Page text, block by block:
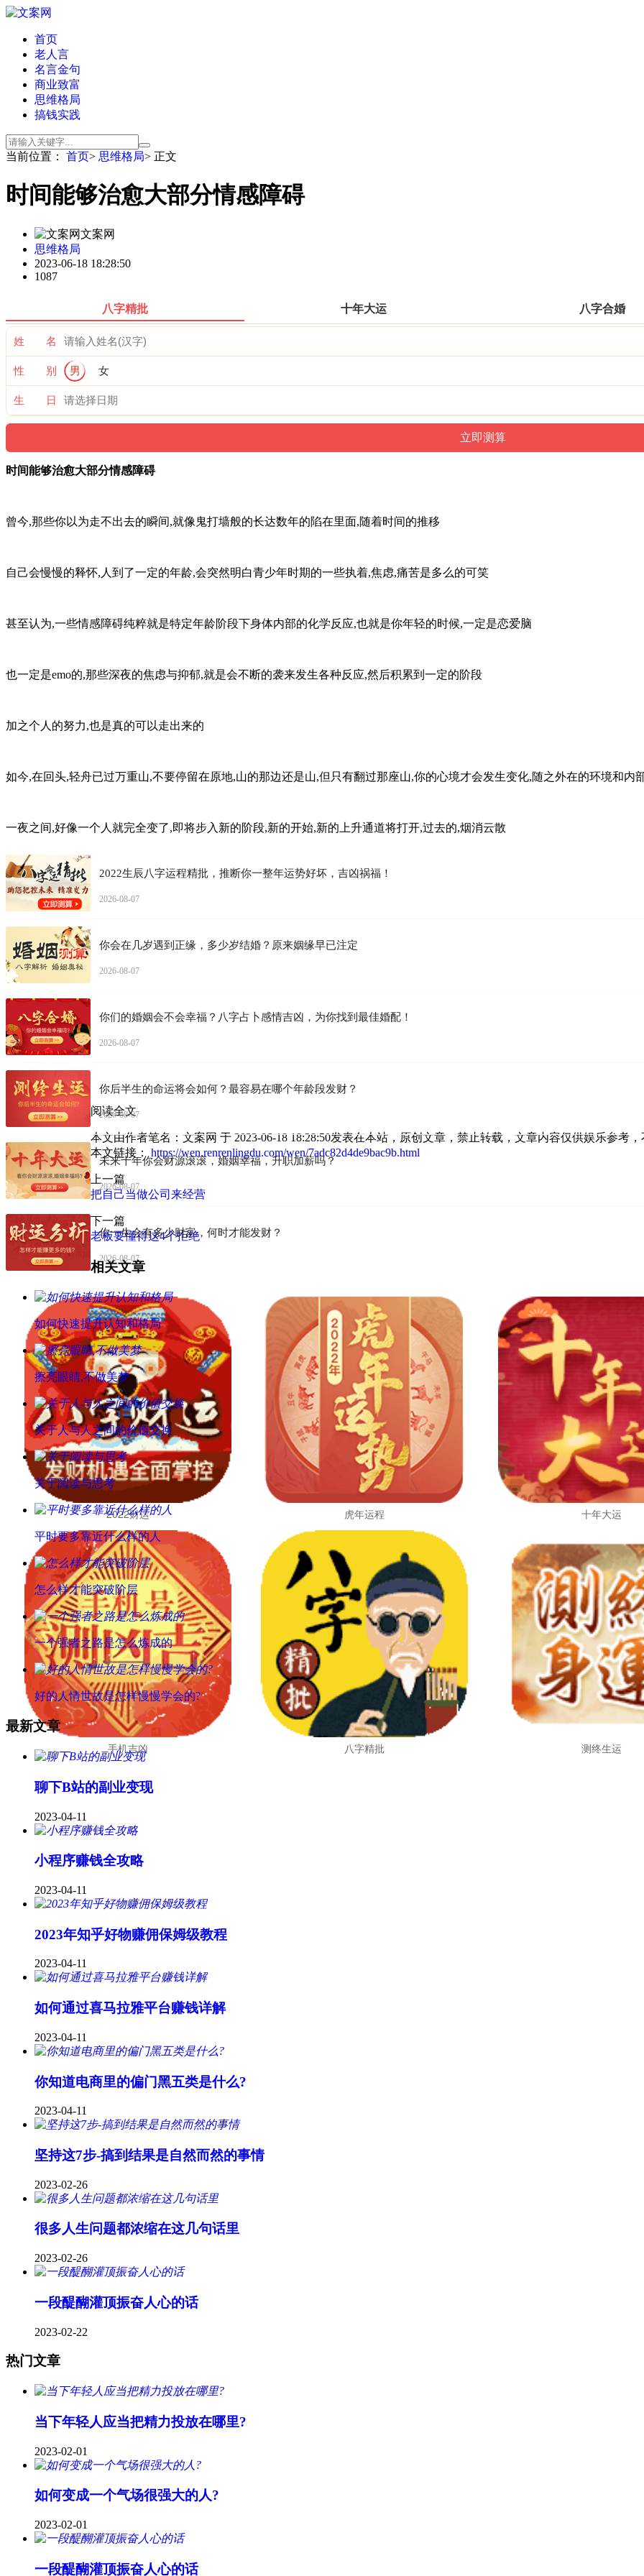
首页
老人言
名言金句
商业致富
思维格局
搞钱实践
当前位置： 首页> 思维格局> 正文
时间能够治愈大部分情感障碍
文案网
思维格局
2023-06-18 18:28:50
1087
八字精批 十年大运 八字合婚
姓 名
性 别 男 女
生 日
时间能够治愈大部分情感障碍
曾今,那些你以为走不出去的瞬间,就像鬼打墙般的长达数年的陷在里面,随着时间的推移
自己会慢慢的释怀,人到了一定的年龄,会突然明白青少年时期的一些执着,焦虑,痛苦是多么的可笑
甚至认为,一些情感障碍纯粹就是特定年龄阶段下身体内部的化学反应,也就是你年轻的时候,一定是恋爱脑
也一定是emo的,那些深夜的焦虑与抑郁,就是会不断的袭来发生各种反应,然后积累到一定的阶段
加之个人的努力,也是真的可以走出来的
如今,在回头,轻舟已过万重山,不要停留在原地,山的那边还是山,但只有翻过那座山,你的心境才会发生变化,随之外在的环境和内
一夜之间,好像一个人就完全变了,即将步入新的阶段,新的开始,新的上升通道将打开,过去的,烟消云散
2022生辰八字运程精批，推断你一整年运势好坏，吉凶祸福！
2026-08-07
你会在几岁遇到正缘，多少岁结婚？原来姻缘早已注定
2026-08-07
你们的婚姻会不会幸福？八字占卜感情吉凶，为你找到最佳婚配！
2026-08-07
你后半生的命运将会如何？最容易在哪个年龄段发财？
2026-08-07
未来十年你会财源滚滚，婚姻幸福，升职加薪吗？
2026-08-07
你一生会有多少财富，何时才能发财？
2026-08-07
2022财运 虎年运程 十年大运
手机吉凶 八字精批 测终生运
阅读全文
本文由作者笔名：文案网 于 2023-06-18 18:28:50发表在本站，原创文章，禁止转载，文章内容仅供娱乐参考
本文链接： https://wen.renrenlingdu.com/wen/7adc82d4de9bac9b.html
上一篇
把自己当做公司来经营
下一篇
老板要懂得这4个拒绝
相关文章
如何快速提升认知和格局
擦亮眼睛,不做美梦
关于人与人之间的价值交换
关于阅读与思考
平时要多靠近什么样的人
怎么样才能突破阶层
一个强者之路是怎么炼成的
好的人情世故是怎样慢慢学会的?
最新文章
聊下B站的副业变现
2023-04-11
小程序赚钱全攻略
2023-04-11
2023年知乎好物赚佣保姆级教程
2023-04-11
如何通过喜马拉雅平台赚钱详解
2023-04-11
你知道电商里的偏门黑五类是什么?
2023-04-11
坚持这7步-搞到结果是自然而然的事情
2023-02-26
很多人生问题都浓缩在这几句话里
2023-02-26
一段醍醐灌顶振奋人心的话
2023-02-22
热门文章
当下年轻人应当把精力投放在哪里?
2023-02-01
如何变成一个气场很强大的人?
2023-02-01
一段醍醐灌顶振奋人心的话